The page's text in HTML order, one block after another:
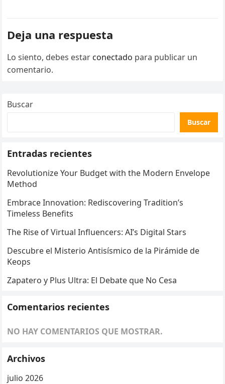
Deja una respuesta
Lo siento, debes estar conectado para publicar un
comentario.
Buscar
Buscar
Entradas recientes
Revolutionize Your Budget with the Modern Envelope
Method
Embrace Innovation: Rediscovering Tradition’s
Timeless Benefits
The Rise of Virtual Influencers: AI’s Digital Stars
Descubre el Misterio Antisísmico de la Pirámide de
Keops
Zapatero y Plus Ultra: El Debate que No Cesa
Comentarios recientes
NO HAY COMENTARIOS QUE MOSTRAR.
Archivos
julio 2026